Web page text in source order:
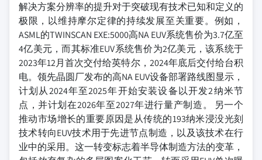
解决方案分辨率的提升对于突破现有技术已知和定义的
极限，以维持摩尔定律的持续发展至关重要。例如，
ASML的TWINSCAN EXE:5000高NA EUV系统售价为3.7亿至
4亿美元，而其标准EUV系统售价为2亿美元，该系统于
2023年12月首次交付给英特尔，2024年底后交付给台积
电。领先晶圆厂发布的高NA EUV设备部署路线图显示，
计划从2024年至2025年开始安装设备以开发2纳米节
点，并计划在2026年至2027年进行量产制造。 另一个
推动市场增长的重要原因是从传统的193纳米浸没光刻
技术转向EUV技术用于先进节点制造，以及该技术在行
业中的采用。这一转变标志着半导体制造方法的变革，